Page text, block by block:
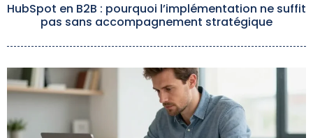
HubSpot en B2B : pourquoi l’implémentation ne suffit
pas sans accompagnement stratégique